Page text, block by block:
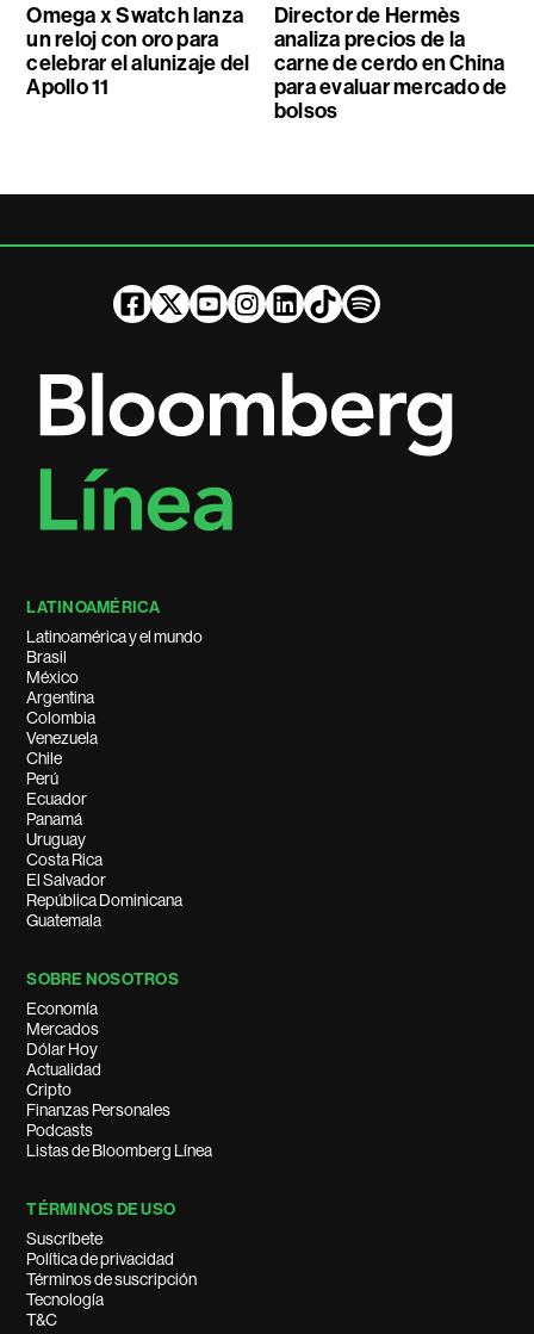
Omega x Swatch lanza
un reloj con oro para
celebrar el alunizaje del
Apollo 11
Director de Hermès
analiza precios de la
carne de cerdo en China
para evaluar mercado de
bolsos
LATINOAMÉRICA
Latinoamérica y el mundo
Brasil
México
Argentina
Colombia
Venezuela
Chile
Perú
Ecuador
Panamá
Uruguay
Costa Rica
El Salvador
República Dominicana
Guatemala
SOBRE NOSOTROS
Economía
Mercados
Dólar Hoy
Actualidad
Cripto
Finanzas Personales
Podcasts
Listas de Bloomberg Línea
TÉRMINOS DE USO
Suscríbete
Política de privacidad
Términos de suscripción
Tecnología
T&C